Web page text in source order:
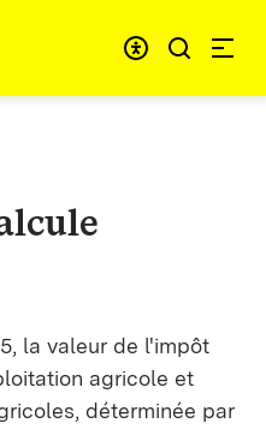
la valeur de l'impôt
agricole et
déterminée par